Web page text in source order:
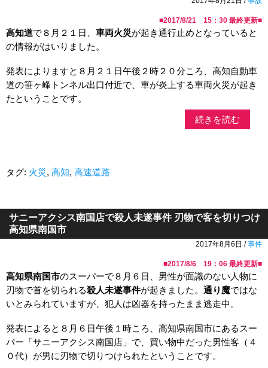
■2017/8/21 15：30 最終更新■
高知道で８月２１日、 車両火災が起き通行止めとなっていると
の情報がはいりました。
発表によりますと８月２１日午後２時２０分ころ、高知自動車
道の笹ヶ峰トンネル出口付近で、車が炎上する車両火災が起き
たということです。
続きを読む
タグ: 火災, 高知, 高速道路
サニーアクシス南国店で殺人未遂事件 刃物で客を切りつけ
高知県南国市
2017年8月6日 /事件
■2017/8/6 19：06 最終更新■
高知県南国市のスーパーで８月６日、男性が面識のない人物に
刃物で首を切られる殺人未遂事件が起きました。 通り魔ではな
いとみられていますが、犯人は凶器を持ったまま逃走中。
発表によると８月６日午後１時ころ、高知県南国市にあるスー
パー「サニーアクシス南国店」で、買い物中だった男性客（４
０代）が男に刃物で切りつけられたということです。